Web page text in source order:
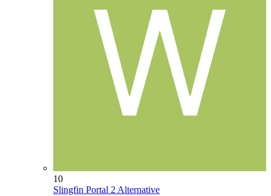
10
Slingfin Portal 2 Alternative